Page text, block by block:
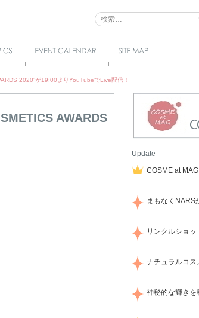
ップ
2020”が19:00よりYouTubeでLive配信！
AWARDS
Update